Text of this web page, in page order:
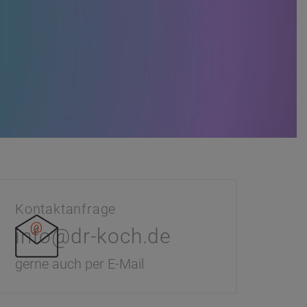
Kontaktanfrage
info@dr-koch.de
gerne auch per E-Mail